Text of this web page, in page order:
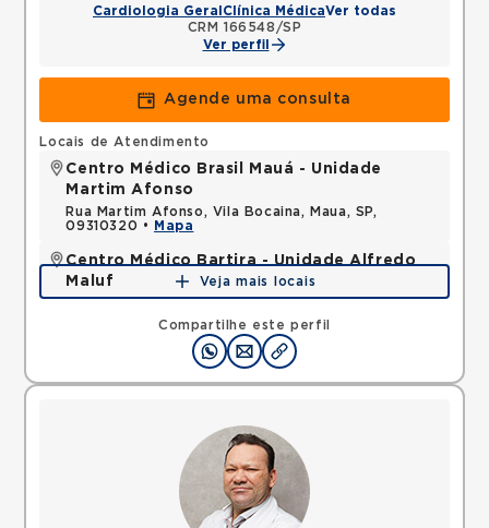
Cardiologia Geral Clínica MédicaVer todas
CRM 166548/SP
Ver perfil
Agende uma consulta
Compartilhe este perfil
Locais de Atendimento
Centro Médico Brasil Mauá - Unidade
Martim Afonso
Rua Martim Afonso, Vila Bocaina, Maua, SP,
09310320 •
Mapa
Centro Médico Bartira - Unidade Alfredo
Maluf
Avenida Alfredo Maluf, Jardim Santo Antonio,
Santo Andre, SP, 09240410 •
Mapa
Veja mais locais